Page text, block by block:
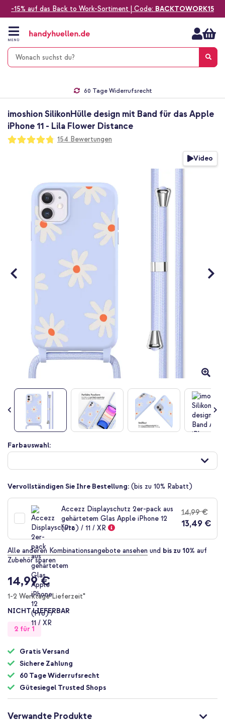
-15% auf das Back to Work-Sortiment | Code: BACKTOWORK15
Zum
Inhalt
springen
MENÜ
60 Tage Widerrufsrecht
imoshion SilikonHülle design mit Band für das Apple
iPhone 11 - Lila Flower Distance
Bewertung:
95
100
154 Bewertungen
Bildgalerie
springen
Video
Zum
Anfang
Bildgalerie
springen
Farbauswahl:
Vervollständigen Sie Ihre Bestellung: (bis zu 10% Rabatt)
Accezz Displayschutz 2er-pack aus
gehärtetem Glas Apple iPhone 12
(Pro) / 11 / XR
14,99 €
13,49 €
Alle anderen Kombinationsangebote ansehen und bis zu 10% auf
Zubehör sparen
14,99 €
1-2 Werktage Lieferzeit*
NICHT LIEFERBAR
2 für 1
Gratis Versand
Sichere Zahlung
60 Tage Widerrufsrecht
Gütesiegel Trusted Shops
Verwandte Produkte